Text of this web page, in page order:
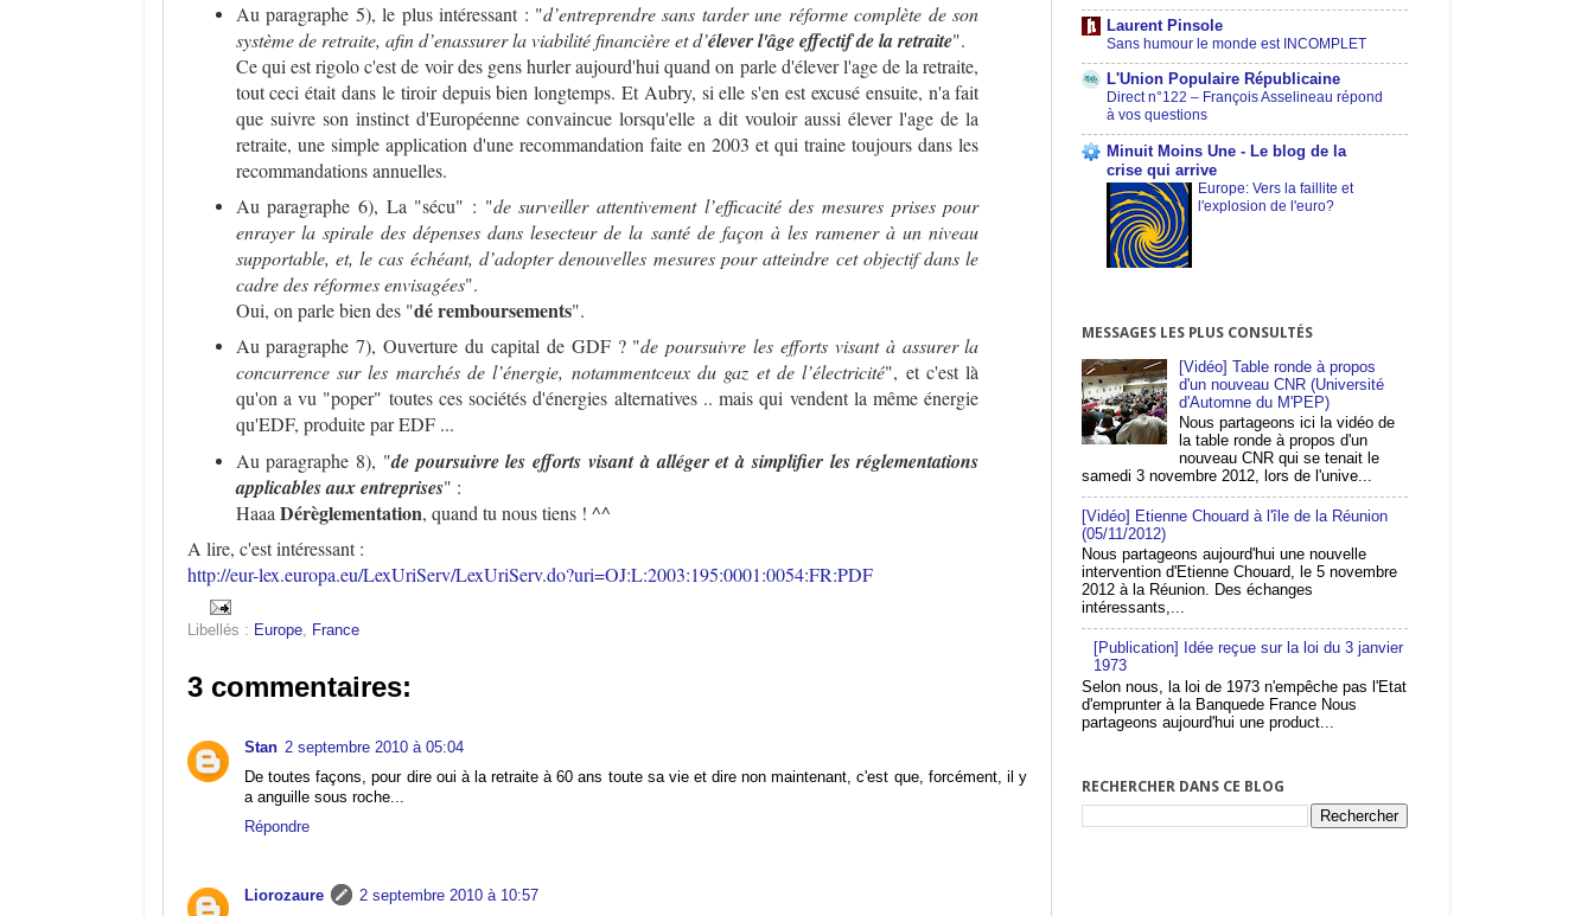
Au paragraphe 5), le plus intéressant : "d’entreprendre sans tarder une réforme complète de son
système de retraite, afin d’enassurer la viabilité financière et d’élever l'âge effectif de la retraite".
Ce qui est rigolo c'est de voir des gens hurler aujourd'hui quand on parle d'élever l'age de la retraite,
tout ceci était dans le tiroir depuis bien longtemps. Et Aubry, si elle s'en est excusé ensuite, n'a fait
que suivre son instinct d'Européenne convaincue lorsqu'elle a dit vouloir aussi élever l'age de la
retraite, une simple application d'une recommandation faite en 2003 et qui traine toujours dans les
recommandations annuelles.
Au paragraphe 6), La "sécu" : "de surveiller attentivement l’efficacité des mesures prises pour
enrayer la spirale des dépenses dans lesecteur de la santé de façon à les ramener à un niveau
supportable, et, le cas échéant, d’adopter denouvelles mesures pour atteindre cet objectif dans le
cadre des réformes envisagées".
Oui, on parle bien des "dé remboursements".
Au paragraphe 7), Ouverture du capital de GDF ? "de poursuivre les efforts visant à assurer la
concurrence sur les marchés de l’énergie, notammentceux du gaz et de l’électricité", et c'est là
qu'on a vu "poper" toutes ces sociétés d'énergies alternatives .. mais qui vendent la même énergie
qu'EDF, produite par EDF ...
Au paragraphe 8), "de poursuivre les efforts visant à alléger et à simplifier les réglementations
applicables aux entreprises" :
Haaa Dérèglementation, quand tu nous tiens ! ^^
A lire, c'est intéressant :
http://eur-lex.europa.eu/LexUriServ/LexUriServ.do?uri=OJ:L:2003:195:0001:0054:FR:PDF
Libellés : Europe, France
3 commentaires:
Stan 2 septembre 2010 à 05:04
De toutes façons, pour dire oui à la retraite à 60 ans toute sa vie et dire non maintenant, c'est que, forcément, il y
a anguille sous roche...
Répondre
Liorozaure
2 septembre 2010 à 10:57
Laurent Pinsole
Sans humour le monde est INCOMPLET
L'Union Populaire Républicaine
Direct n°122 – François Asselineau répond
à vos questions
Minuit Moins Une - Le blog de la
crise qui arrive
Europe: Vers la faillite et
l'explosion de l'euro?
MESSAGES LES PLUS CONSULTÉS
[Vidéo] Table ronde à propos
d'un nouveau CNR (Université
d'Automne du M'PEP)
Nous partageons ici la vidéo de
la table ronde à propos d'un
nouveau CNR qui se tenait le
samedi 3 novembre 2012, lors de l'unive...
[Vidéo] Etienne Chouard à l'île de la Réunion
(05/11/2012)
Nous partageons aujourd'hui une nouvelle
intervention d'Etienne Chouard, le 5 novembre
2012 à la Réunion. Des échanges
intéressants,...
[Publication] Idée reçue sur la loi du 3 janvier
1973
Selon nous, la loi de 1973 n'empêche pas l'Etat
d'emprunter à la Banquede France Nous
partageons aujourd'hui une product...
RECHERCHER DANS CE BLOG